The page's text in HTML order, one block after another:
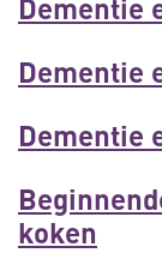
Dementie
Dementie
Dementie
koken